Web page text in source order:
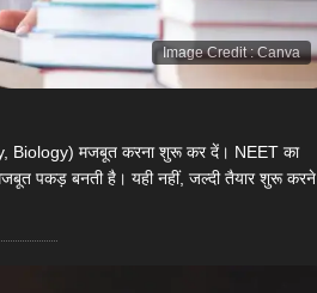
Image Credit: Canva
Biology) मजबूत करना शुरू कर दें। NEET का
पकड़ बनती है। यही नहीं, जल्दी तैयार शुरू करने